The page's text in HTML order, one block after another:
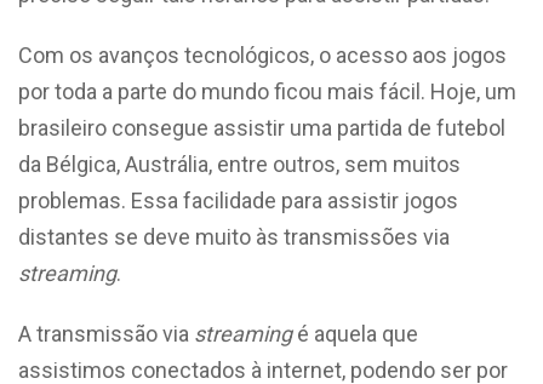
Com os avanços tecnológicos, o acesso aos jogos
por toda a parte do mundo ficou mais fácil. Hoje, um
brasileiro consegue assistir uma partida de futebol
da Bélgica, Austrália, entre outros, sem muitos
problemas. Essa facilidade para assistir jogos
distantes se deve muito às transmissões via
streaming.
A transmissão via streamingé aquela que
assistimos conectados à internet, podendo ser por